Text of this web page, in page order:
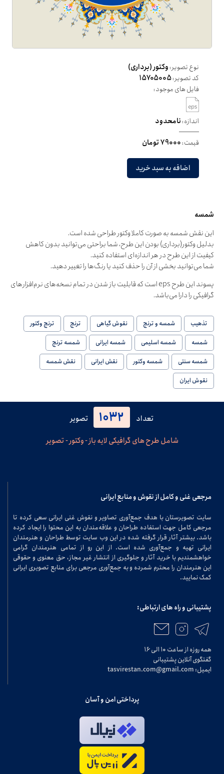
نوع تصویر:وکتور (برداری)
کد تصویر:15705005
فایل های موجود:
اندازه:نامحدود
قیمت:79000 تومان
اضافه به سبد خرید
شمسه
این نقش شمسه به صورت کاملا وکتور طراحی شده است.
بدلیل وکتور(برداری) بودن این طرح، شما براحتی می‌توانید بدون کاهش
کیفیت از این طرح در هر اندازه‌ای استفاده کنید.
شما می‌توانید بخشی از آن را حذف کنید یا رنگ‌ها را تغییر دهید.
پسوند این طرح eps است که قابلیت باز شدن در تمام نسخه‌های نرم‌افزارهای
گرافیکی را دارا می‌باشد.
تذهیب شمسه و ترنج نقوش گیاهی ترنج
ترنج وکتور
شمسه
شمسه اسلیمی شمسه ایرانی
شمسه ترنج
شمسه سنتی
شمسه وکتور نقش ایرانی
نقش شمسه
نقوش ایران
تعداد 1032
تصویر
شامل طرح های گرافیکی لایه باز - وکتور - تصویر
مرجعی غنی و کامل از نقوش و منابع ایرانی
سایت تصویرستان با هدف جمع‌آوری تصاویر و نقوش غنی ایرانی سعی کرده تا
مرجعی کامل جهت استفاده طراحان و علاقه‌مندان به این محتوا را ایجاد کرده
باشد. بیشتر آثار قرار گرفته شده در این وب سایت توسط طراحان و هنرمندان
ایرانی تهیه و جمع‌آوری شده است. از این رو از تمامی هنرمندان گرامی
خواهشمندیم با خرید آثار و جلوگیری از انتشار غیر مجاز، حق معنوی و حقوقی
این هنرمندان را محترم شمرده و به جمع‌آوری مرجعی برای منابع تصویری ایرانی
کمک نمایید.
پشتیبانی و راه های ارتباطی:
همه روزه از ساعت ۱۰ الی ۱۶
گفتگوی آنلاین پشتیبانی
ایمیل: tasvirestan.com@gmail.com
پرداختی امن و آسان